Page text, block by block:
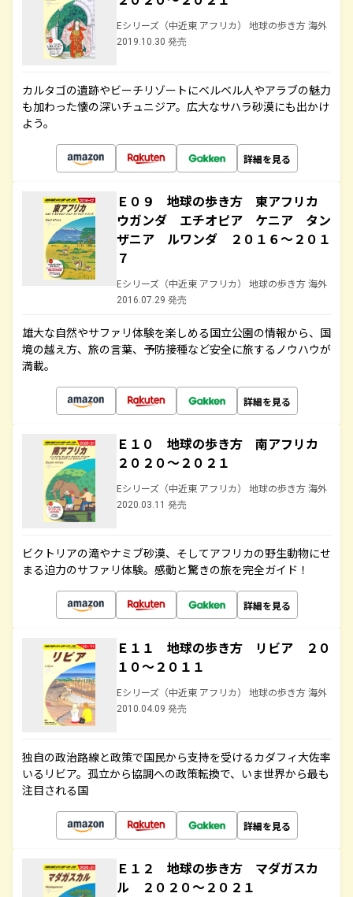
Eシリーズ（中近東 アフリカ） 地球の歩き方 海外
2019.10.30 発売
カルタゴの遺跡やビーチリゾートにベルベル人やアラブの魅力
も加わった懐の深いチュニジア。広大なサハラ砂漠にも出かけ
よう。
詳細を見る
Ｅ０９ 地球の歩き方 東アフリカ
ウガンダ エチオピア ケニア タン
ザニア ルワンダ ２０１６～２０１
７
Eシリーズ（中近東 アフリカ） 地球の歩き方 海外
2016.07.29 発売
雄大な自然やサファリ体験を楽しめる国立公園の情報から、国
境の越え方、旅の言葉、予防接種など安全に旅するノウハウが
満載。
詳細を見る
Ｅ１０ 地球の歩き方 南アフリカ
２０２０～２０２１
Eシリーズ（中近東 アフリカ） 地球の歩き方 海外
2020.03.11 発売
ビクトリアの滝やナミブ砂漠、そしてアフリカの野生動物にせ
まる迫力のサファリ体験。感動と驚きの旅を完全ガイド！
詳細を見る
Ｅ１１ 地球の歩き方 リビア ２０
１０～２０１１
Eシリーズ（中近東 アフリカ） 地球の歩き方 海外
2010.04.09 発売
独自の政治路線と政策で国民から支持を受けるカダフィ大佐率
いるリビア。孤立から協調への政策転換で、いま世界から最も
注目される国
詳細を見る
Ｅ１２ 地球の歩き方 マダガスカ
ル ２０２０～２０２１